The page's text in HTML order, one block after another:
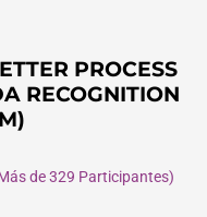
PROCESS
RECOGNITION
de 329 Participantes)